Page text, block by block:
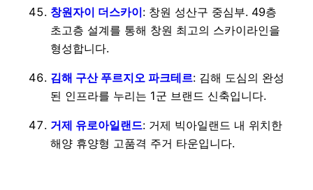
창원자이 더스카이: 창원 성산구 중심부. 49층
초고층 설계를 통해 창원 최고의 스카이라인을
형성합니다.
김해 구산 푸르지오 파크테르: 김해 도심의 완성
된 인프라를 누리는 1군 브랜드 신축입니다.
거제 유로아일랜드: 거제 빅아일랜드 내 위치한
해양 휴양형 고품격 주거 타운입니다.